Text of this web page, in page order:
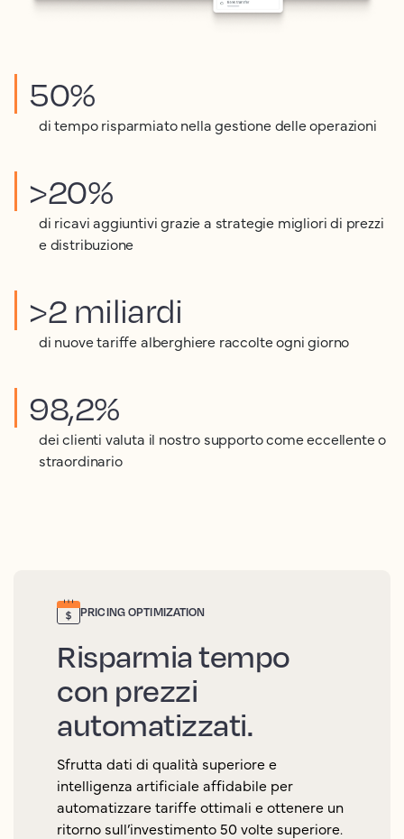
50%
di tempo risparmiato nella gestione delle operazioni
>20%
di ricavi aggiuntivi grazie a strategie migliori di prezzi
e distribuzione
>2 miliardi
di nuove tariffe alberghiere raccolte ogni giorno
98,2%
dei clienti valuta il nostro supporto come eccellente o
straordinario
PRICING OPTIMIZATION
Risparmia tempo
con prezzi
automatizzati.
Sfrutta dati di qualità superiore e
intelligenza artificiale affidabile per
automatizzare tariffe ottimali e ottenere un
ritorno sull’investimento 50 volte superiore.